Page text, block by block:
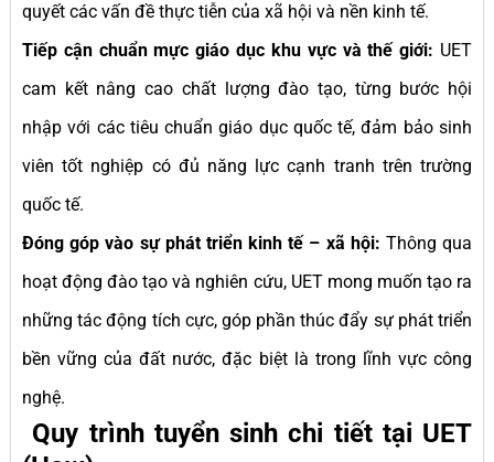
quyết các vấn đề thực tiễn của xã hội và nền kinh tế.
Tiếp cận chuẩn mực giáo dục khu vực và thế giới: UET
cam kết nâng cao chất lượng đào tạo, từng bước hội
nhập với các tiêu chuẩn giáo dục quốc tế, đảm bảo sinh
viên tốt nghiệp có đủ năng lực cạnh tranh trên trường
quốc tế.
Đóng góp vào sự phát triển kinh tế – xã hội: Thông qua
hoạt động đào tạo và nghiên cứu, UET mong muốn tạo ra
những tác động tích cực, góp phần thúc đẩy sự phát triển
bền vững của đất nước, đặc biệt là trong lĩnh vực công
nghệ.
Quy trình tuyển sinh chi tiết tại UET